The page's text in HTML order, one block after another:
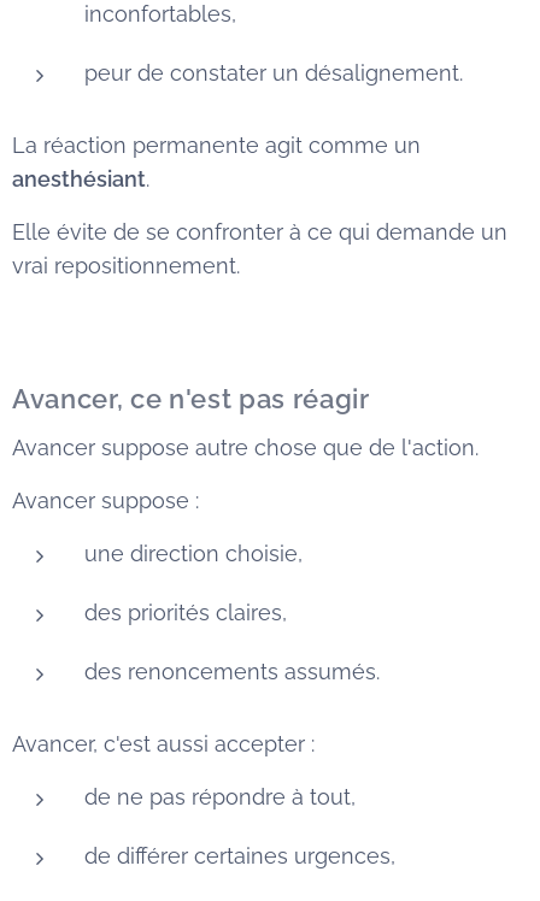
inconfortables,
peur de constater un désalignement.
La réaction permanente agit comme un
anesthésiant.
Elle évite de se confronter à ce qui demande un
vrai repositionnement.
Avancer, ce n'est pas réagir
Avancer suppose autre chose que de l'action.
Avancer suppose :
une direction choisie,
des priorités claires,
des renoncements assumés.
Avancer, c'est aussi accepter :
de ne pas répondre à tout,
de différer certaines urgences,